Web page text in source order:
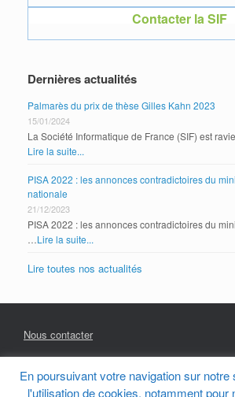
Contacter la SIF
Dernières actualités
Palmarès du prix de thèse Gilles Kahn 2023
15/01/2024
La Société Informatique de France (SIF) est
Lire la suite...
PISA 2022 : les annonces contradictoires du
nationale
21/12/2023
PISA 2022 : les annonces contradictoires du
…Lire la suite...
Lire toutes nos actualités
Nous contacter
Mentions Légales
En poursuivant votre navigation sur
l'utilisation de cookies, notamment pour